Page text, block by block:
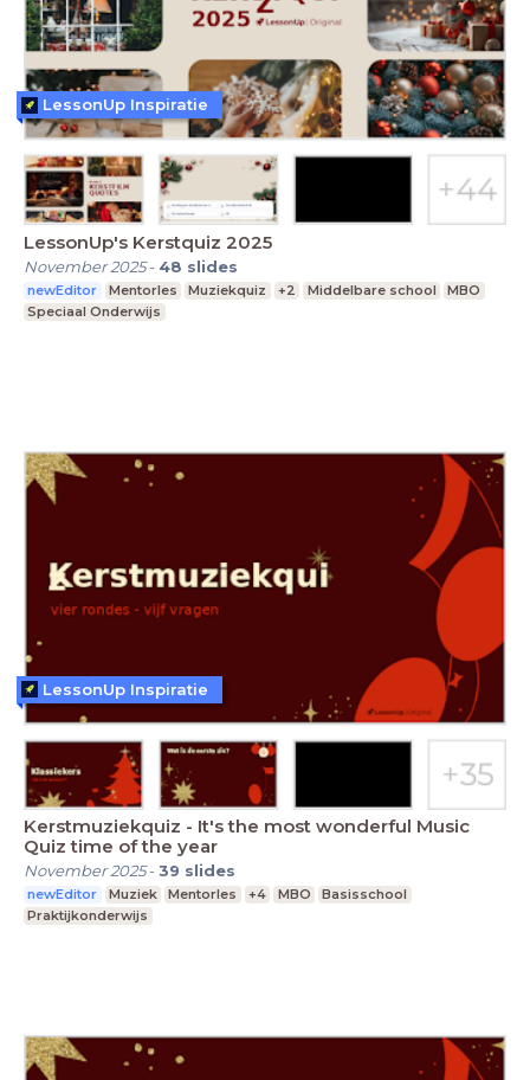
LessonUp's Kerstquiz 2025
November 2025- 48 slides
newEditor Mentorles Muziekquiz +2 Middelbare school
MBO
Speciaal Onderwijs
LessonUp Inspiratie
Kerstmuziekquiz - It's the most wonderful Music
Quiz time of the year
November 2025-39 slides
newEditor Muziek Mentorles +4 MBO
Basisschool
Praktijkonderwijs
LessonUp Inspiratie